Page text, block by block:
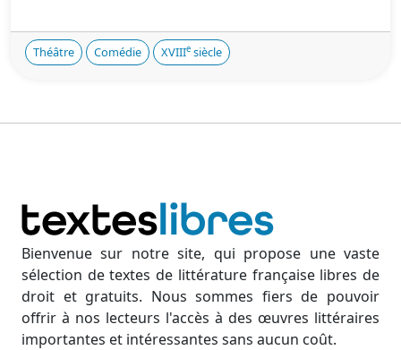
Théâtre Comédie XVIIIe siècle
Bienvenue sur notre site, qui propose une vaste
sélection de textes de littérature française libres de
droit et gratuits. Nous sommes fiers de pouvoir
offrir à nos lecteurs l'accès à des œuvres littéraires
importantes et intéressantes sans aucun coût.